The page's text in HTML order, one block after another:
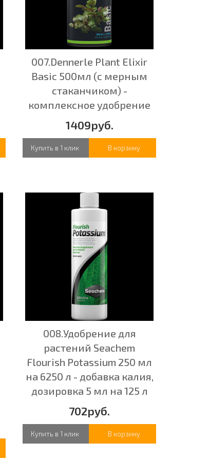
007.Dennerle Plant Elixir
Basic 500мл (с мерным
стаканчиком) -
комплексное удобрение
1409руб.
Купить в 1 клик В корзину
008.Удобрение для
растений Seachem
Flourish Potassium 250 мл
на 6250 л - добавка калия,
дозировка 5 мл на 125 л
702руб.
Купить в 1 клик В корзину